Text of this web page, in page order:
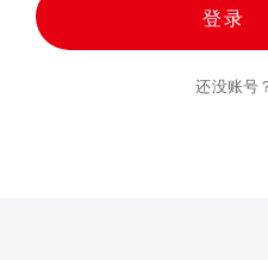
登录
还没账号